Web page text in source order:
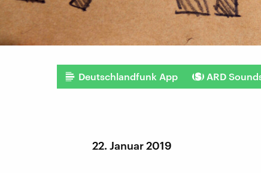
Deutschlandfunk App ARD
22. Januar 2019